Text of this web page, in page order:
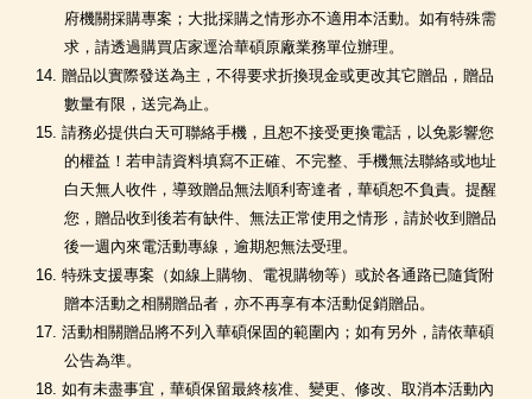
府機關採購專案；大批採購之情形亦不適用本活動。如有特殊需
求，請透過購買店家逕洽華碩原廠業務單位辦理。
14. 贈品以實際發送為主，不得要求折換現金或更改其它贈品，贈品
數量有限，送完為止。
15. 請務必提供白天可聯絡手機，且恕不接受更換電話，以免影響您
的權益！若申請資料填寫不正確、不完整、手機無法聯絡或地址
白天無人收件，導致贈品無法順利寄達者，華碩恕不負責。提醒
您，贈品收到後若有缺件、無法正常使用之情形，請於收到贈品
後一週內來電活動專線，逾期恕無法受理。
16. 特殊支援專案（如線上購物、電視購物等）或於各通路已隨貨附
贈本活動之相關贈品者，亦不再享有本活動促銷贈品。
17. 活動相關贈品將不列入華碩保固的範圍內；如有另外，請依華碩
公告為準。
18. 如有未盡事宜，華碩保留最終核准、變更、修改、取消本活動內